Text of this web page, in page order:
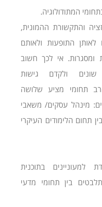
המתודולוגיה.
והתקשורת ההמונית,
התופעות ולאותם
ומסגרות. אי לכך חשוב
ולקדם גישות
הרב תחומי מציע שלושה
מינהל עסקים/ משאבי
תחום הלימודים העיקרי
למעוניינים בתוכנית
בין תחומי מדעי